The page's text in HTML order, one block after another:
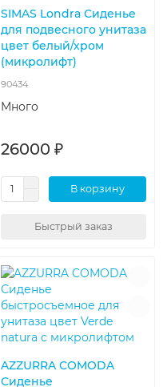
SIMAS Londra Сиденье
для подвесного унитаза
цвет белый/хром
(микролифт)
90434
Много
26000 ₽
В корзину
Быстрый заказ
AZZURRA COMODA
Сиденье